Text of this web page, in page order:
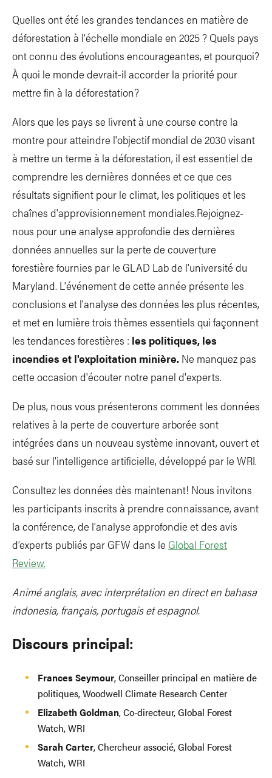
Quelles ont été les grandes tendances en matière de
déforestation à l'échelle mondiale en 2025 ? Quels pays
ont connu des évolutions encourageantes, et pourquoi?
À quoi le monde devrait-il accorder la priorité pour
mettre fin à la déforestation?
Alors que les pays se livrent à une course contre la
montre pour atteindre l'objectif mondial de 2030 visant
à mettre un terme à la déforestation, il est essentiel de
comprendre les dernières données et ce que ces
résultats signifient pour le climat, les politiques et les
chaînes d'approvisionnement mondiales.Rejoignez-
nous pour une analyse approfondie des dernières
données annuelles sur la perte de couverture
forestière fournies par le GLAD Lab de l'université du
Maryland. L'événement de cette année présente les
conclusions et l'analyse des données les plus récentes,
et met en lumière trois thèmes essentiels qui façonnent
les tendances forestières : les politiques, les
incendies et l'exploitation minière. Ne manquez pas
cette occasion d'écouter notre panel d'experts.
De plus, nous vous présenterons comment les données
relatives à la perte de couverture arborée sont
intégrées dans un nouveau système innovant, ouvert et
basé sur l'intelligence artificielle, développé par le WRI.
Consultez les données dès maintenant! Nous invitons
les participants inscrits à prendre connaissance, avant
la conférence, de l’analyse approfondie et des avis
d’experts publiés par GFW dans le Global Forest
Review.
Animé anglais, avec interprétation en direct en bahasa
indonesia, français, portugais et espagnol.
Discours principal:
Frances Seymour, Conseiller principal en matière de
politiques, Woodwell Climate Research Center
Elizabeth Goldman, Co-directeur, Global Forest
Watch, WRI
Sarah Carter, Chercheur associé, Global Forest
Watch, WRI